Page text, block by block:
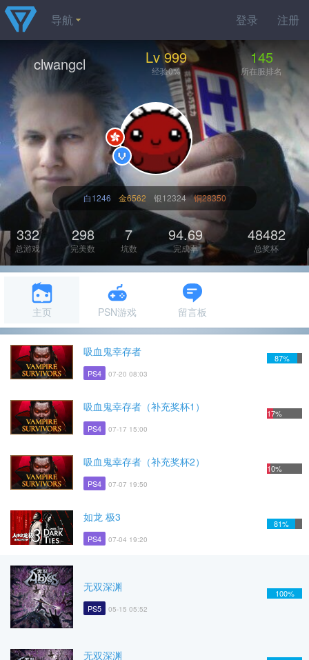
登录 注册
导航
clwangcl Lv 999
经验0%
145
所在服排名
白1246 金6562 银12324 铜28350
332
总游戏
298
完美数
7
坑数
94.69
完成率
48482
总奖杯
主页 PSN游戏 留言板
吸血鬼幸存者
PS4 07-20 08:03
87%
吸血鬼幸存者（补充奖杯1）
PS4 07-17 15:00
17%
吸血鬼幸存者（补充奖杯2）
PS4 07-07 19:50
10%
如龙 极3
PS4 07-04 19:20
81%
无双深渊
PS5 05-15 05:52
100%
无双深渊